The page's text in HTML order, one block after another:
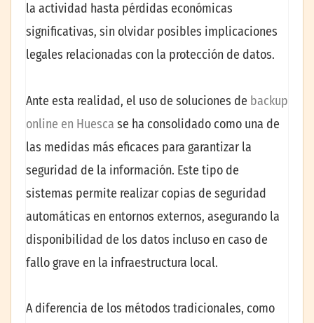
la actividad hasta pérdidas económicas
significativas, sin olvidar posibles implicaciones
legales relacionadas con la protección de datos.
Ante esta realidad, el uso de soluciones de backup
online en Huesca se ha consolidado como una de
las medidas más eficaces para garantizar la
seguridad de la información. Este tipo de
sistemas permite realizar copias de seguridad
automáticas en entornos externos, asegurando la
disponibilidad de los datos incluso en caso de
fallo grave en la infraestructura local.
A diferencia de los métodos tradicionales, como